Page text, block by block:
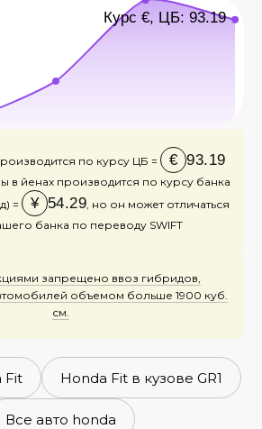
Курс €, ЦБ: 93.19
по курсу ЦБ = € 93.19
в йенах производится по курсу банка
=
¥ 54.29 , но он может отличаться
банка по переводу SWIFT
запрещено ввоз гибридов,
объемом больше 1900 куб.
см.
Fit Honda Fit в кузове GR1
Все авто honda